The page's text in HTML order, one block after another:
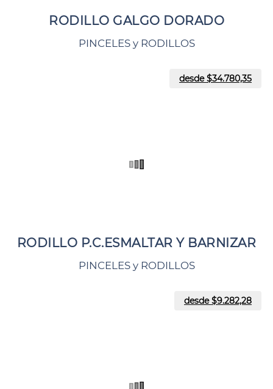
RODILLO GALGO DORADO
PINCELES y RODILLOS
desde $34.780,35
RODILLO P.C.ESMALTAR Y BARNIZAR
PINCELES y RODILLOS
desde $9.282,28